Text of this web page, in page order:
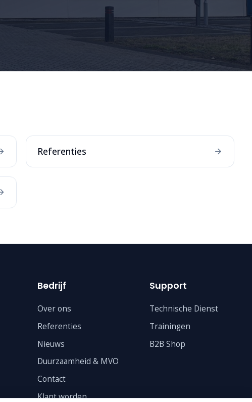
Referenties
Bedrijf
Over ons
Referenties
Nieuws
Duurzaamheid & MVO
Contact
Klant worden
Support
Technische Dienst
Trainingen
B2B Shop